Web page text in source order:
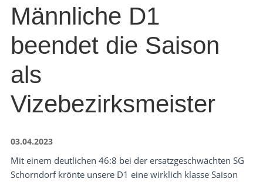
Männliche D1
beendet die Saison
als
Vizebezirksmeister
03.04.2023
Mit einem deutlichen 46:8 bei der ersatzgeschwächten SG
Schorndorf krönte unsere D1 eine wirklich klasse Saison